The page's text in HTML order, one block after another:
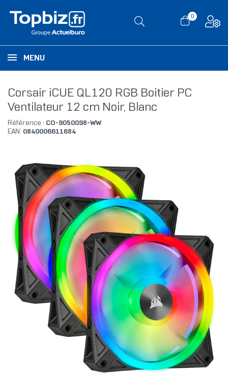
0
MENU
Corsair iCUE QL120 RGB Boitier PC
Ventilateur 12 cm Noir, Blanc
Référence : CO-9050098-WW
EAN: 0840006611684